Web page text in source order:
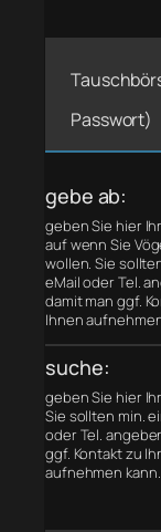
Passwort)
gebe ab:
geben Sie hier
auf wenn Sie
wollen. Sie
eMail oder Tel.
damit man ggf.
Ihnen
suche:
geben Sie hier
Sie sollten min.
oder Tel.
ggf. Kontakt zu
aufnehmen kann.